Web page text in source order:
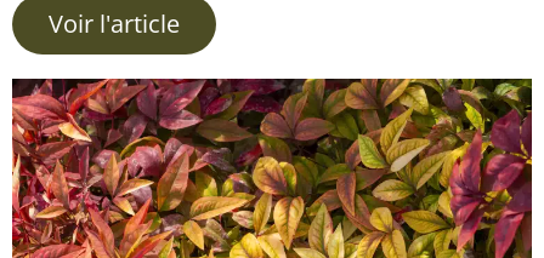
Voir l'article